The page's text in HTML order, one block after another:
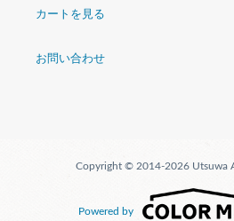
カートを見る
お問い合わせ
Copyright © 2014-2026 Utsuwa
Powered by